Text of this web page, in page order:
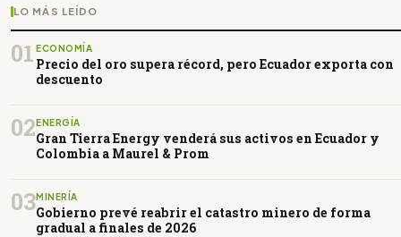
LO MÁS LEÍDO
01 ECONOMÍA
Precio del oro supera récord, pero Ecuador exporta con
descuento
02ENERGÍA
Gran Tierra Energy venderá sus activos en Ecuador y
Colombia a Maurel & Prom
03MINERÍA
Gobierno prevé reabrir el catastro minero de forma
gradual a finales de 2026